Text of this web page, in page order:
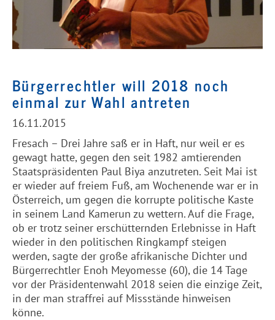
Bürgerrechtler will 2018 noch
einmal zur Wahl antreten
16.11.2015
Fresach – Drei Jahre saß er in Haft, nur weil er es
gewagt hatte, gegen den seit 1982 amtierenden
Staatspräsidenten Paul Biya anzutreten. Seit Mai ist
er wieder auf freiem Fuß, am Wochenende war er in
Österreich, um gegen die korrupte politische Kaste
in seinem Land Kamerun zu wettern. Auf die Frage,
ob er trotz seiner erschütternden Erlebnisse in Haft
wieder in den politischen Ringkampf steigen
werden, sagte der große afrikanische Dichter und
Bürgerrechtler Enoh Meyomesse (60), die 14 Tage
vor der Präsidentenwahl 2018 seien die einzige Zeit,
in der man straffrei auf Missstände hinweisen
könne.